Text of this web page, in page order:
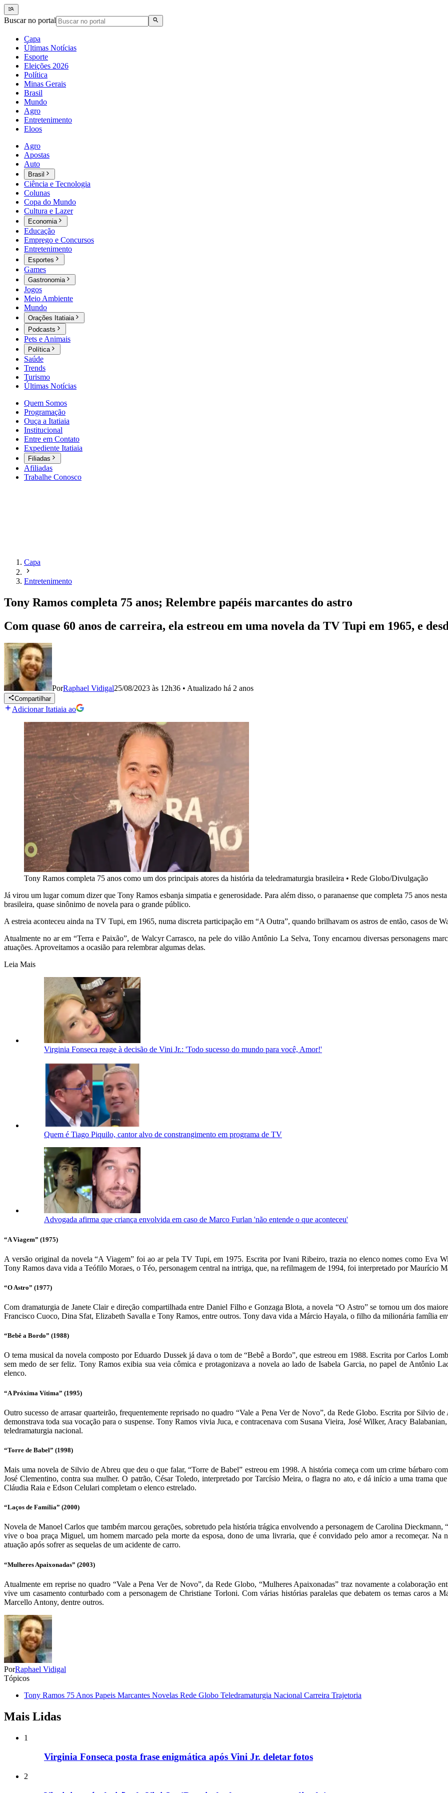
Buscar no portal
Capa
Últimas Notícias
Esporte
Eleições 2026
Política
Minas Gerais
Brasil
Mundo
Agro
Entretenimento
Eloos
Agro
Apostas
Auto
Brasil
Ciência e Tecnologia
Colunas
Copa do Mundo
Cultura e Lazer
Economia
Educação
Emprego e Concursos
Entretenimento
Esportes
Games
Gastronomia
Jogos
Meio Ambiente
Mundo
Orações Itatiaia
Podcasts
Pets e Animais
Política
Saúde
Trends
Turismo
Últimas Notícias
Quem Somos
Programação
Ouça a Itatiaia
Institucional
Entre em Contato
Expediente Itatiaia
Filiadas
Afiliadas
Trabalhe Conosco
Capa
Entretenimento
Tony Ramos completa 75 anos; Relembre papéis marcantes do astro
Com quase 60 anos de carreira, ela estreou em uma novela da TV Tupi em 1965, e
PorRaphael Vidigal25/08/2023 às 12h36 • Atualizado há 2 anos
Compartilhar
Adicionar Itatiaia ao
Tony Ramos completa 75 anos como um dos principais atores da história da teledramaturgia brasileira • Rede Globo/Divulgação
Já virou um lugar comum dizer que Tony Ramos esbanja simpatia e generosidade. Para além disso, o paranaense que completa 75 anos
brasileira, quase sinônimo de novela para o grande público.
A estreia aconteceu ainda na TV Tupi, em 1965, numa discreta participação em “A Outra”, quando brilhavam os astros de então, casos de
Atualmente no ar em “Terra e Paixão”, de Walcyr Carrasco, na pele do vilão Antônio La Selva, Tony encarnou diversas personagens
atuações. Aproveitamos a ocasião para relembrar algumas delas.
Leia Mais
Virginia Fonseca reage à decisão de Vini Jr.: 'Todo sucesso do mundo para você, Amor!'
Quem é Tiago Piquilo, cantor alvo de constrangimento em programa de TV
Advogada afirma que criança envolvida em caso de Marco Furlan 'não entende o que aconteceu'
“A Viagem” (1975)
A versão original da novela “A Viagem” foi ao ar pela TV Tupi, em 1975. Escrita por Ivani Ribeiro, trazia no elenco nomes como Eva
Tony Ramos dava vida a Teófilo Moraes, o Téo, personagem central na intriga, que, na refilmagem de 1994, foi interpretado por Maurício
“O Astro” (1977)
Com dramaturgia de Janete Clair e direção compartilhada entre Daniel Filho e Gonzaga Blota, a novela “O Astro” se tornou um dos
Francisco Cuoco, Dina Sfat, Elizabeth Savalla e Tony Ramos, entre outros. Tony dava vida a Márcio Hayala, o filho da milionária família
“Bebê a Bordo” (1988)
O tema musical da novela composto por Eduardo Dussek já dava o tom de “Bebê a Bordo”, que estreou em 1988. Escrita por Carlos
sem medo de ser feliz. Tony Ramos exibia sua veia cômica e protagonizava a novela ao lado de Isabela Garcia, no papel de Antônio
elenco.
“A Próxima Vítima” (1995)
Outro sucesso de arrasar quarteirão, frequentemente reprisado no quadro “Vale a Pena Ver de Novo”, da Rede Globo. Escrita por Silvio
demonstrava toda sua vocação para o suspense. Tony Ramos vivia Juca, e contracenava com Susana Vieira, José Wilker, Aracy
teledramaturgia nacional.
“Torre de Babel” (1998)
Mais uma novela de Silvio de Abreu que deu o que falar, “Torre de Babel” estreou em 1998. A história começa com um crime bárbaro
José Clementino, contra sua mulher. O patrão, César Toledo, interpretado por Tarcísio Meira, o flagra no ato, e dá início a uma trama
Cláudia Raia e Edson Celulari completam o elenco estrelado.
“Laços de Família” (2000)
Novela de Manoel Carlos que também marcou gerações, sobretudo pela história trágica envolvendo a personagem de Carolina
vive o boa praça Miguel, um homem marcado pela morte da esposa, dono de uma livraria, que é convidado pelo amor a recomeçar.
atuação após sofrer as sequelas de um acidente de carro.
“Mulheres Apaixonadas” (2003)
Atualmente em reprise no quadro “Vale a Pena Ver de Novo”, da Rede Globo, “Mulheres Apaixonadas” traz novamente a colaboração
vive um casamento conturbado com a personagem de Christiane Torloni. Com várias histórias paralelas que debatem os temas caros a
Marcello Antony, dentre outros.
PorRaphael Vidigal
Tópicos
Tony Ramos 75 Anos Papeis Marcantes Novelas Rede Globo Teledramaturgia Nacional Carreira Trajetoria
Mais Lidas
1
Virginia Fonseca posta frase enigmática após Vini Jr. deletar fotos
2